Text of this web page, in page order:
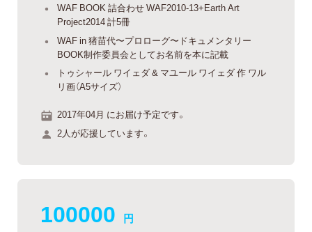
WAF BOOK 詰合わせ WAF2010-13+Earth Art
Project2014 計5冊
WAF in 猪苗代〜プロローグ〜ドキュメンタリー
BOOK制作委員会としてお名前を本に記載
トゥシャール ワイェダ & マユール ワイェダ 作 ワル
リ画（A5サイズ）
2017年04月 にお届け予定です。
2人が応援しています。
100000 円